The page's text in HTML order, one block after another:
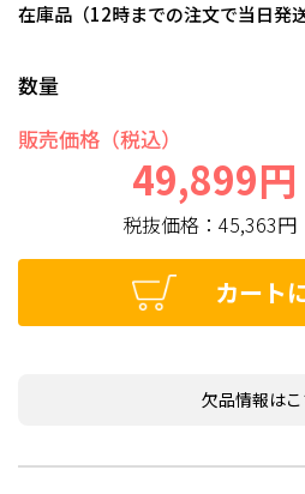
在庫品（12時までの注文で当日発送
数量
販売価格（税込）
49,899円
税抜価格：45,363円
カート
欠品情報は